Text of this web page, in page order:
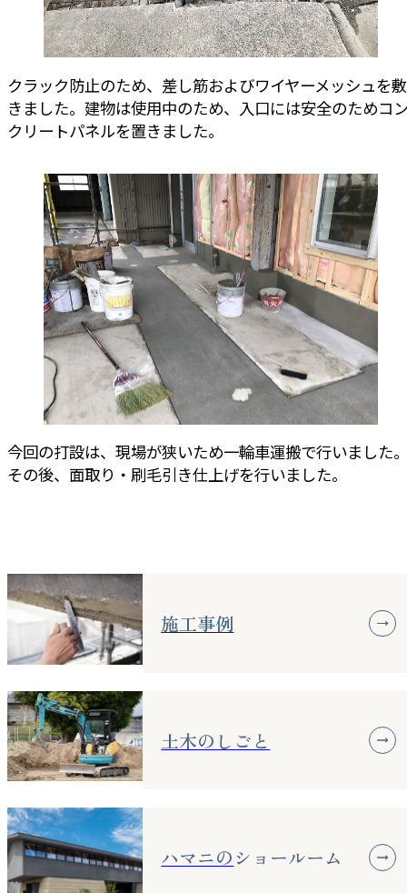
クラック防止のため、差し筋およびワイヤーメッシュを敷
きました。建物は使用中のため、入口には安全のためコ
クリートパネルを置きました。
今回の打設は、現場が狭いため一輪車運搬で行いました
その後、面取り・刷毛引き仕上げを行いました。
施工事例
土木のしごと
ハマニのショールーム